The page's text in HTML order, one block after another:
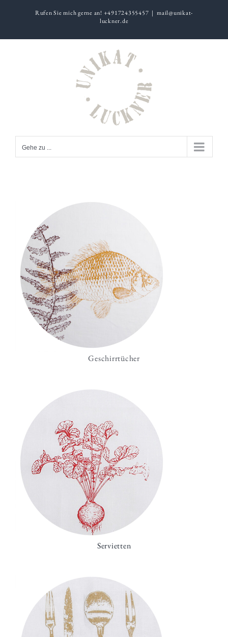
Rufen Sie mich gerne an! +491724355457 | mail@unikat-
luckner.de
Gehe zu ...
Geschirrtücher
Servietten